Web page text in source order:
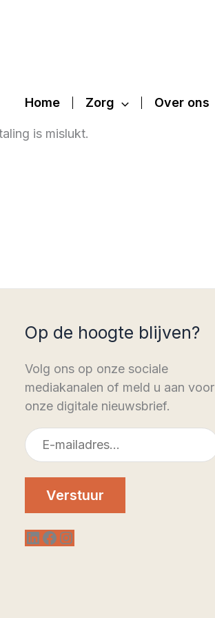
Home Zorg Over ons
is mislukt.
Op de hoogte blijven?
Volg ons op onze sociale
mediakanalen of meld u aan voor
onze digitale nieuwsbrief.
E-
mailadres
Verstuur
LinkedIn
Facebook
Instagram